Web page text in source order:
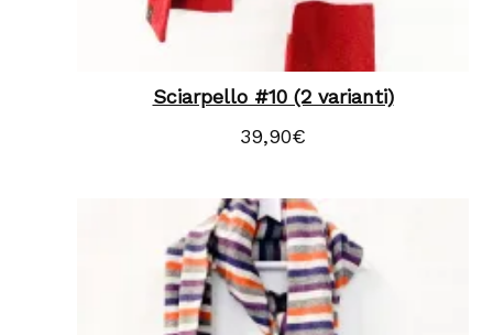
Sciarpello #10 (2 varianti)
39,90€